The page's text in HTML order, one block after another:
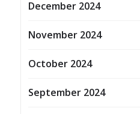
December 2024
November 2024
October 2024
September 2024